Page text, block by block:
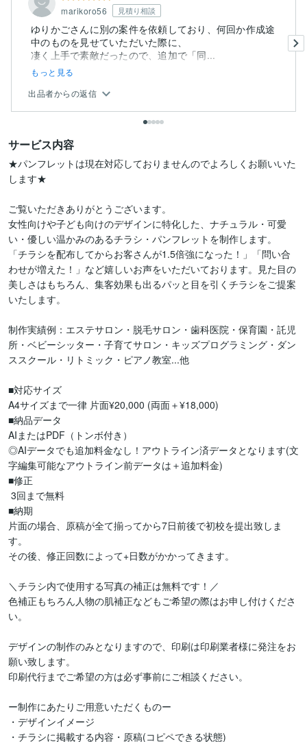
marikoro56 見積り相談
ゆりかごさんに別の案件を依頼しており、何回か作成途
中のものを見せていただいた際に、
凄く上手で素敵だったので、追加で「同...
もっと見る
出品者からの返信
サービス内容
★パンフレットは現在対応しておりませんのでよろしくお願いいた
します★
ご覧いただきありがとうございます。
女性向けや子ども向けのデザインに特化した、ナチュラル・可愛
い・優しい温かみのあるチラシ・パンフレットを制作します。
「チラシを配布してからお客さんが1.5倍強になった！」「問い合
わせが増えた！」など嬉しいお声をいただいております。見た目の
美しさはもちろん、集客効果も出るパッと目を引くチラシをご提案
いたします。
制作実績例：エステサロン・脱毛サロン・歯科医院・保育園・託児
所・ベビーシッター・子育てサロン・キッズプログラミング・ダン
ススクール・リトミック・ピアノ教室...他
■対応サイズ
A4サイズまで一律 片面¥20,000 (両面＋¥18,000)
■納品データ
AIまたはPDF（トンボ付き）
◎AIデータでも追加料金なし！アウトライン済データとなります(文
字編集可能なアウトライン前データは＋追加料金)
■修正
■納期
片面の場合、原稿が全て揃ってから7日前後で初校を提出致しま
す。
その後、修正回数によって+日数がかかってきます。
＼チラシ内で使用する写真の補正は無料です！／
色補正もちろん人物の肌補正などもご希望の際はお申し付けくださ
い。
デザインの制作のみとなりますので、印刷は印刷業者様に発注をお
願い致します。
印刷代行までご希望の方は必ず事前にご相談ください。
ー制作にあたりご用意いただくものー
・デザインイメージ
・チラシに掲載する内容・原稿(コピペできる状態)